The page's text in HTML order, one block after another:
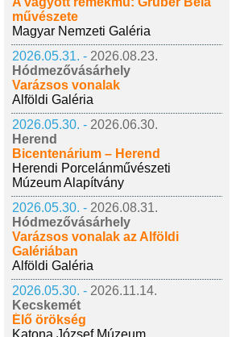
művészete
Magyar Nemzeti Galéria
2026.05.31. - 2026.08.23.
Hódmezővásárhely
Varázsos vonalak
Alföldi Galéria
2026.05.30. - 2026.06.30.
Herend
Bicentenárium – Herend
Herendi Porcelánművészeti
Múzeum Alapítvány
2026.05.30. - 2026.08.31.
Hódmezővásárhely
Varázsos vonalak az Alföldi
Galériában
Alföldi Galéria
2026.05.30. - 2026.11.14.
Kecskemét
Élő örökség
Katona József Múzeum